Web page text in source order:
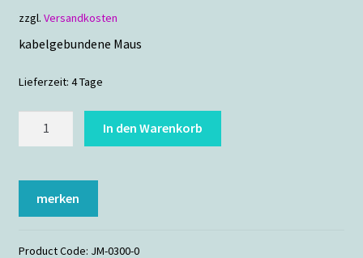
zzgl. Versandkosten
kabelgebundene Maus
Lieferzeit: 4 Tage
Menge
In den Warenkorb
merken
Product Code: JM-0300-0